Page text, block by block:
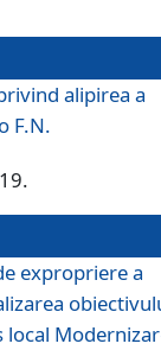
alipirea a
F.N.
expropriere a
local